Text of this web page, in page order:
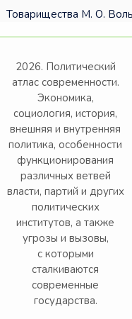
Товарищества М. О.
2026. Политический
атлас современности.
Экономика,
социология, история,
внешняя и внутренняя
политика, особенности
функционирования
различных ветвей
власти, партий и других
политических
институтов, а также
угрозы и вызовы,
с которыми
сталкиваются
современные
государства.